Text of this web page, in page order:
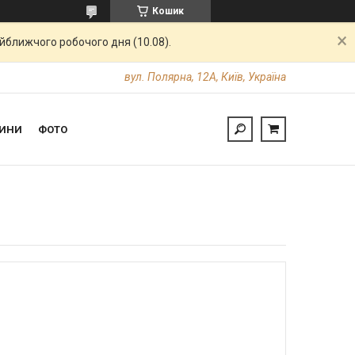
Кошик
робочого дня (10.08).
вул. Полярна, 12А, Київ, Україна
ФОТО